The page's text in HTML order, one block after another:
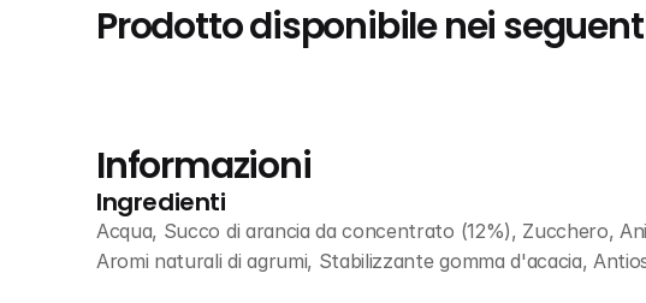
Prodotto disponibile nei
Informazioni
Ingredienti
Acqua, Succo di arancia da concentrato (12%), Zucchero,
Aromi naturali di agrumi, Stabilizzante gomma d'acacia,